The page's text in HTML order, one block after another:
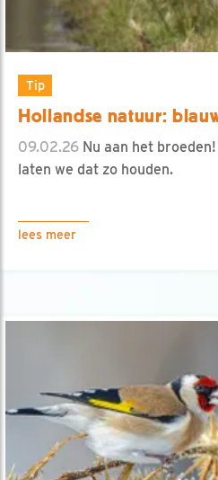
Tip
Hollandse natuur:
09.02.26 Nu aan het
laten we dat zo houden.
lees meer